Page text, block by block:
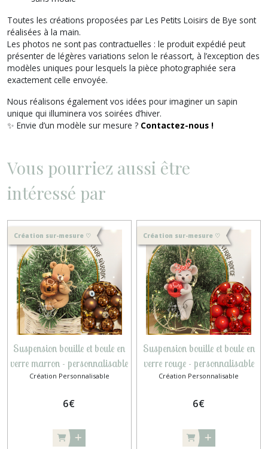
Toutes les créations proposées par Les Petits Loisirs de Bye sont
réalisées à la main.
Les photos ne sont pas contractuelles : le produit expédié peut
présenter de légères variations selon le réassort, à l’exception des
modèles uniques pour lesquels la pièce photographiée sera
exactement celle envoyée.
Nous réalisons également vos idées pour imaginer un sapin
unique qui illuminera vos soirées d’hiver.
✨ Envie d’un modèle sur mesure ? Contactez-nous !
Vous pourriez aussi être
intéressé par
Création sur-mesure ♡
Suspension bouille et boule en
verre marron - personnalisable
Création Personnalisable
6€
Création sur-mesure ♡
Suspension bouille et boule en
verre rouge - personnalisable
Création Personnalisable
6€